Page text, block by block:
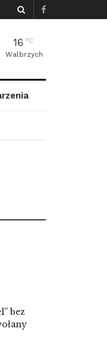
16 °C
Walbrzych
bez